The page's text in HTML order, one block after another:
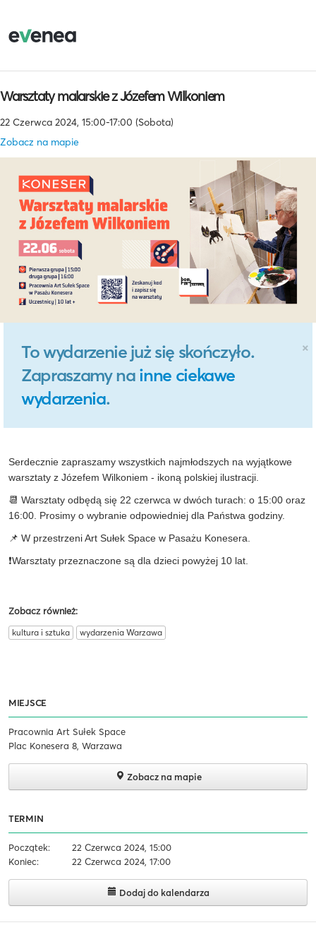
Warsztaty malarskie z Józefem Wilkoniem
22 Czerwca 2024, 15:00-17:00 (Sobota)
Zobacz na mapie
×
To wydarzenie już się skończyło.
Zapraszamy na inne ciekawe
wydarzenia.
Serdecznie zapraszamy wszystkich najmłodszych na wyjątkowe
warsztaty z Józefem Wilkoniem - ikoną polskiej ilustracji.
📆 Warsztaty odbędą się 22 czerwca w dwóch turach: o 15:00 oraz
16:00. Prosimy o wybranie odpowiedniej dla Państwa godziny.
📌 W przestrzeni Art Sułek Space w Pasażu Konesera.
❗Warsztaty przeznaczone są dla dzieci powyżej 10 lat.
Zobacz również:
kultura i sztuka wydarzenia Warzawa
MIEJSCE
Pracownia Art Sułek Space
Plac Konesera 8, Warzawa
Zobacz na mapie
TERMIN
Początek:
22 Czerwca 2024, 15:00
Koniec:
22 Czerwca 2024, 17:00
Dodaj do kalendarza